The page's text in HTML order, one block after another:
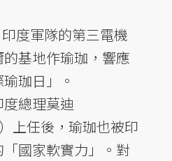
度軍隊的第三電機
基地作瑜珈，響應
珈日」。
總理莫迪
上任後，瑜珈也被印
國家軟實力」。對